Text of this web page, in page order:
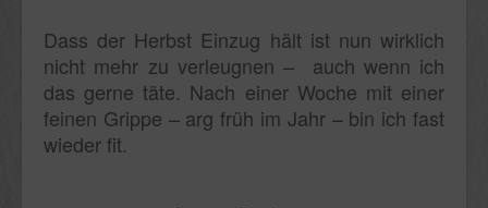
Dass der Herbst Einzug hält ist nun wirklich
nicht mehr zu verleugnen – auch wenn ich
das gerne täte. Nach einer Woche mit einer
feinen Grippe – arg früh im Jahr – bin ich fast
wieder fit.